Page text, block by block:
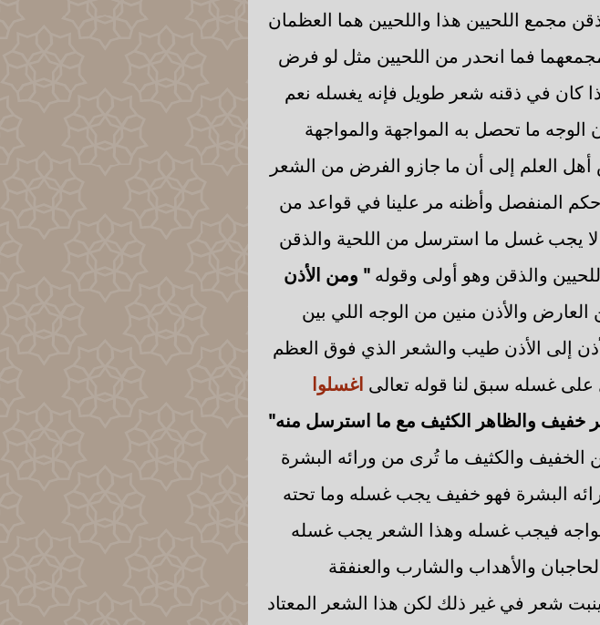
مجمع اللحيين هذا واللحيين هما العظمان
مجمعهما فما انحدر من اللحيين مثل لو فرض
كان في ذقنه شعر طويل فإنه يغسله نعم
ما تحصل به المواجهة والمواجهة
العلم إلى أن ما جازو الفرض من الشعر
المنفصل وأظنه مر علينا في قواعد من
يجب غسل ما استرسل من اللحية والذقن
والذقن وهو أولى وقوله " ومن الأذن
العارض والأذن منين من الوجه اللي بين
إلى الأذن طيب والشعر الذي فوق العظم
على غسله سبق لنا قوله تعالى اغسلوا
خفيف والظاهر الكثيف مع ما استرسل منه"
والكثيف ما تُرى من ورائه البشرة
البشرة فهو خفيف يجب غسله وما تحته
فيجب غسله وهذا الشعر يجب غسله
والأهداب والشارب والعنفقة
شعر في غير ذلك لكن هذا الشعر المعتاد